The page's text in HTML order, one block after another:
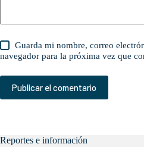
Guarda mi nombre, correo
navegador para la próxima vez que
Publicar el comentario
Reportes e información